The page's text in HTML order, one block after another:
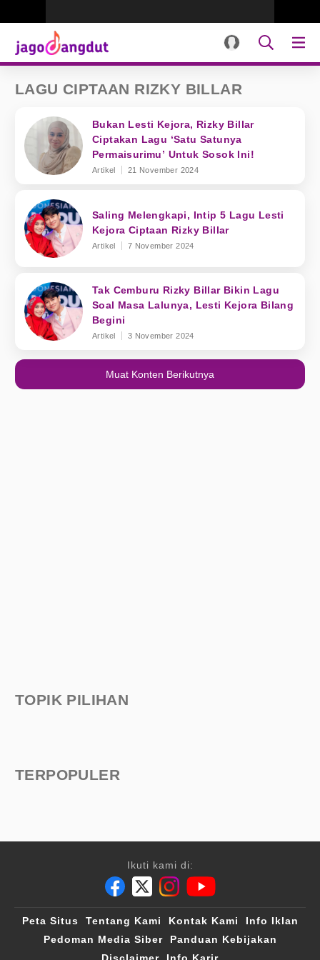
LAGU CIPTAAN RIZKY BILLAR
Bukan Lesti Kejora, Rizky Billar
Ciptakan Lagu ‘Satu Satunya
Permaisurimu’ Untuk Sosok Ini!
Artikel 21 November 2024
Saling Melengkapi, Intip 5 Lagu Lesti
Kejora Ciptaan Rizky Billar
Artikel 7 November 2024
Tak Cemburu Rizky Billar Bikin Lagu
Soal Masa Lalunya, Lesti Kejora Bilang
Begini
Artikel 3 November 2024
Muat Konten Berikutnya
TOPIK PILIHAN
TERPOPULER
Ikuti kami di:
Peta Situs Tentang Kami Kontak Kami
Info Iklan
Pedoman Media Siber
Panduan Kebijakan